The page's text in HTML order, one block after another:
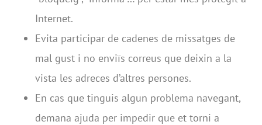
Internet.
Evita participar de cadenes de missatges de
mal gust i no enviïs correus que deixin a la
vista les adreces d’altres persones.
En cas que tinguis algun problema navegant,
demana ajuda per impedir que et torni a